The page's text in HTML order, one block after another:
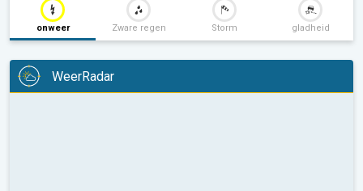
onweer Zware regen Storm gladheid
WeerRadar